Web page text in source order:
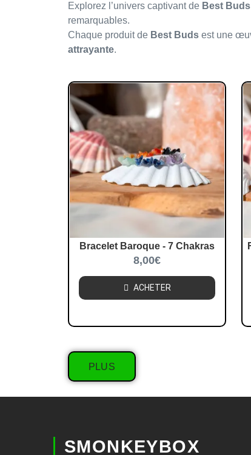
Explorez l’univers captivant de Best Buds
remarquables.
Chaque produit de Best Buds est une
attrayante.
Bracelet Baroque - 7 Chakras
8,00€
ACHETER
PLUS
SMONKEYBOX